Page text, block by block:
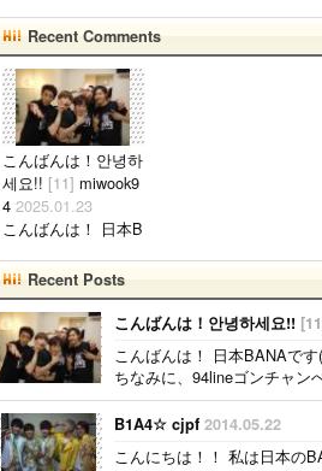
Recent Comments
こんばんは！안녕하
세요!! [11] miwook9
4 2025.01.23
こんばんは！ 日本B
別、年齢、国籍関係
なく BANAと仲良く
したいです！！ ち
なみに、94lineゴン
チャンぺんです！
コメント、メール待
ってます( ˆoˆ )/안녕
하세요!..
Recent Posts
こんばんは！안녕하세요!!
こんばんは！ 日本BANAで
ちなみに、94lineゴンチャン
B1A4☆ cjpf 2014.05.22
こんにちは！！ 私は日本の